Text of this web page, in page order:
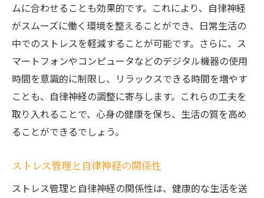
ムに合わせることも効果的です。これにより、自律神経
がスムーズに働く環境を整えることができ、日常生活の
中でのストレスを軽減することが可能です。さらに、ス
マートフォンやコンピュータなどのデジタル機器の使用
時間を意識的に制限し、リラックスできる時間を増やす
ことも、自律神経の調整に寄与します。これらの工夫を
取り入れることで、心身の健康を保ち、生活の質を高め
ることができるでしょう。
ストレス管理と自律神経の関係性
ストレス管理と自律神経の関係性は、健康的な生活を送